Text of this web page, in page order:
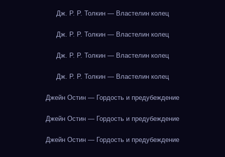
Дж. Р. Р. Толкин — Властелин колец
Дж. Р. Р. Толкин — Властелин колец
Дж. Р. Р. Толкин — Властелин колец
Дж. Р. Р. Толкин — Властелин колец
Джейн Остин — Гордость и предубеждение
Джейн Остин — Гордость и предубеждение
Джейн Остин — Гордость и предубеждение